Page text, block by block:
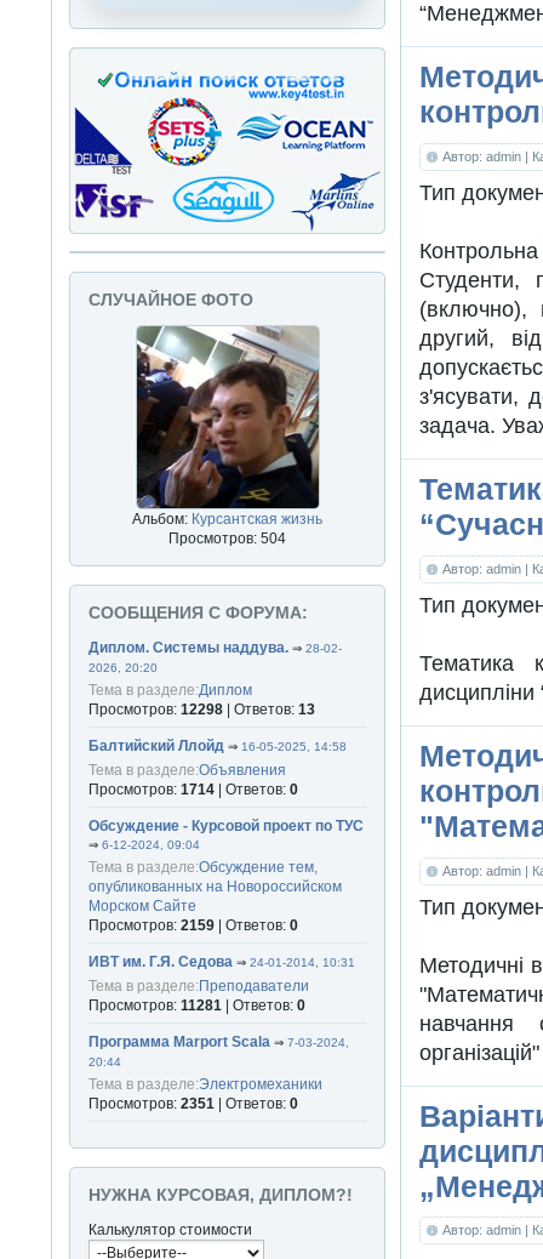
Автор: admin |
Тип
Студенти,
(включно),
другий,
з'ясувати,
задача.
Автор: admin |
Тип
Тематика
дисципліни
Автор: admin |
Тип
Методичні
навчання
організацій"
Автор: admin |
СЛУЧАЙНОЕ ФОТО
Альбом: Курсантская жизнь
Просмотров: 504
СООБЩЕНИЯ С ФОРУМА:
Диплом. Системы наддува. ⇒28-02-
2026, 20:20
Тема в разделе:Диплом
Просмотров:12298 | Ответов:13
Балтийский Ллойд ⇒16-05-2025, 14:58
Тема в разделе:Объявления
Просмотров:1714 | Ответов:0
Обсуждение - Курсовой проект по ТУС
⇒6-12-2024, 09:04
Тема в разделе:Обсуждение тем,
опубликованных на Новороссийском
Морском Сайте
Просмотров:2159 | Ответов:0
ИВТ им. Г.Я. Седова ⇒24-01-2014, 10:31
Тема в разделе:Преподаватели
Просмотров:11281 | Ответов:0
Программа Marport Scala ⇒7-03-2024,
20:44
Тема в разделе:Электромеханики
Просмотров:2351 | Ответов:0
НУЖНА КУРСОВАЯ, ДИПЛОМ?!
Калькулятор стоимости